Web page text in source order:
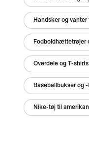
Handsker og
Fodboldhættetrøjer
Overdele og T-
Baseballbukser og
Nike-tøj til